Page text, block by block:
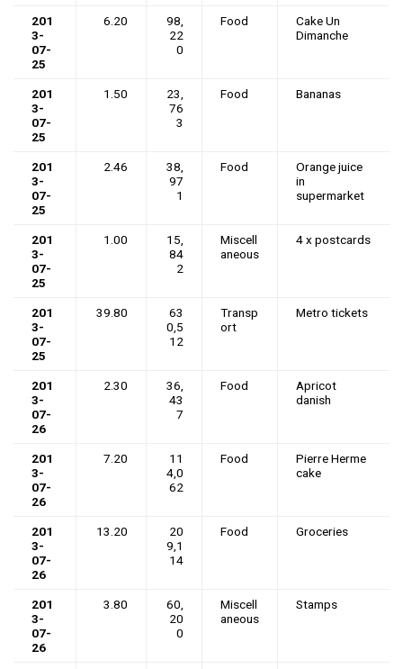
201
3-
07-
25
6.20
98,
22
0
Food
Cake Un
Dimanche
201
3-
07-
25
1.50
23,
76
3
Food Bananas
201
3-
07-
25
2.46
38,
97
1
Food
Orange juice
in
supermarket
201
3-
07-
25
1.00
15,
84
2
Miscell
aneous
4 x postcards
201
3-
07-
25
39.80
63
0,5
12
Transp
ort
Metro tickets
201
3-
07-
26
2.30
36,
43
7
Food
Apricot
danish
201
3-
07-
26
7.20
11
4,0
62
Food
Pierre Herme
cake
201
3-
07-
26
13.20
20
9,1
14
Food Groceries
201
3-
07-
26
3.80
60,
20
0
Miscell
aneous
Stamps